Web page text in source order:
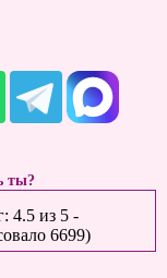
ты?
4.5из 5-
6699)